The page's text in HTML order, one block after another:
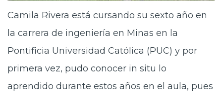
Camila Rivera está cursando su sexto año en
la carrera de ingeniería en Minas en la
Pontificia Universidad Católica (PUC) y por
primera vez, pudo conocer in situ lo
aprendido durante estos años en el aula, pues